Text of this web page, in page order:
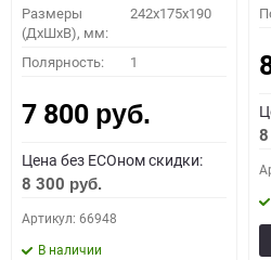
Размеры
(ДхШхВ), мм:
242x175x190
Полярность: 1
7 800 руб.
Цена без ECOном скидки:
8 300 руб.
Артикул: 66948
В наличии